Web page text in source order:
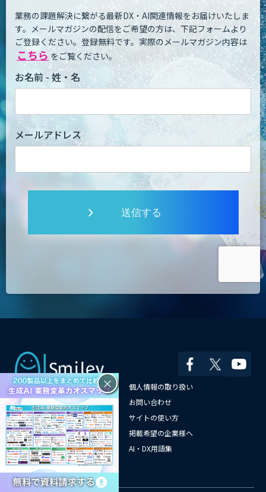
業務の課題解決に繋がる最新DX・AI関連情報をお届けいたしま
す。 メールマガジンの配信をご希望の方は、下記フォームより
ご登録ください。登録無料です。 実際のメールマガジン内容は
こちら をご覧ください。
お名前 - 姓・名
メールアドレス
送信する
運営会社
個人情報の取り扱い
よくある質問
お問い合わせ
メールマガジン登録
サイトの使い方
情報提供はこちらから
掲載希望の企業様へ
AI企業一覧
AI・DX用語集
サイトマップ
×